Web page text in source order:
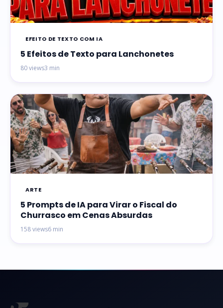
EFEITO DE TEXTO COM IA
5 Efeitos de Texto para Lanchonetes
80 views3 min
ARTE
5 Prompts de IA para Virar o Fiscal do
Churrasco em Cenas Absurdas
158 views6 min